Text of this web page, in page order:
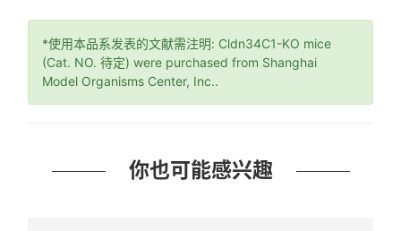
*使用本品系发表的文献需注明: Cldn34C1-KO mice
(Cat. NO. 待定) were purchased from Shanghai
Model Organisms Center, Inc..
你也可能感兴趣